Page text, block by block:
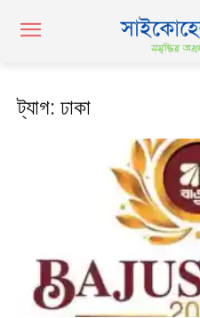
ট্যাগ: ঢাকা